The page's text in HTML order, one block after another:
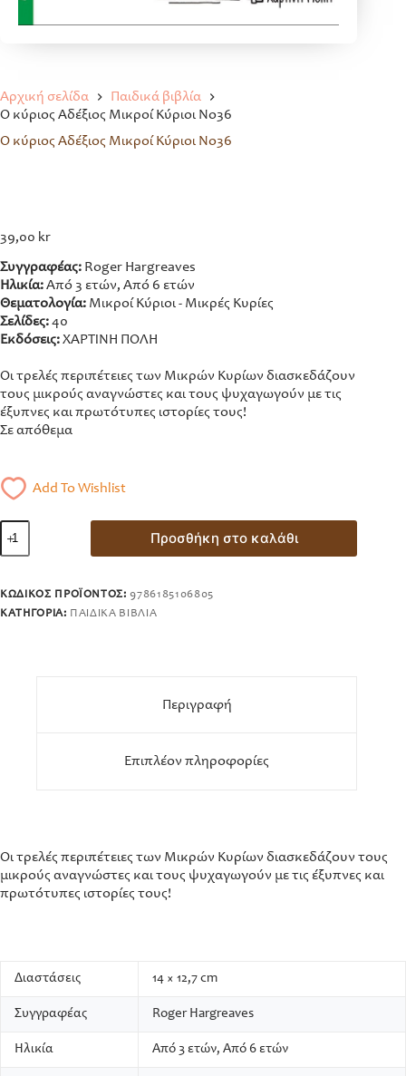
Αρχική σελίδα
Παιδικά βιβλία
Ο κύριος Αδέξιος Μικροί Κύριοι No36
Ο κύριος Αδέξιος Μικροί Κύριοι No36
39,00 kr
Συγγραφέας: Roger Hargreaves
Ηλικία:Από 3 ετών, Από 6 ετών
Θεματολογία: Μικροί Κύριοι - Μικρές Κυρίες
Σελίδες:40
Εκδόσεις:ΧΑΡΤΙΝΗ ΠΟΛΗ
Οι τρελές περιπέτειες των Μικρών Κυρίων διασκεδάζουν
τους μικρούς αναγνώστες και τους ψυχαγωγούν με τις
έξυπνες και πρωτότυπες ιστορίες τους!
Σε απόθεμα
Add To Wishlist
Ο
κύριος
Αδέξιος
Κύριοι
No36
Προσθήκη στο καλάθι
ΚΩΔΙΚΌΣ ΠΡΟΪΌΝΤΟΣ:9786185106805
ΚΑΤΗΓΟΡΊΑ: ΠΑΙΔΙΚΆ ΒΙΒΛΊΑ
Περιγραφή
Επιπλέον πληροφορίες
Οι τρελές περιπέτειες των Μικρών Κυρίων διασκεδάζουν τους
μικρούς αναγνώστες και τους ψυχαγωγούν με τις έξυπνες και
πρωτότυπες ιστορίες τους!
Διαστάσεις 14 × 12,7 cm
Συγγραφέας Roger Hargreaves
Ηλικία Από 3 ετών, Από 6 ετών